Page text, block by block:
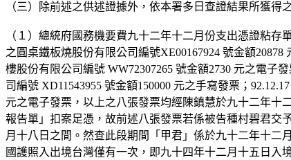
（三）除前述之供述證據外，依本署多日查證結果所獲得
（１）總統府國務機要費九十二年十二月份支出憑證粘存
之圓桌鐵板燒股份有限公司編號XE00167924 號金額
樓股份有限公司編號 WW72307265 號金額2730 元之電子
司編號 XD11543955 號金額150000 元之手寫發票；
元之電子發票，以上之八張發票均經陳鎮慧於九十二年
報告單」扣案足憑，故前述八張發票若係被告種村碧君交
月十八日之間。然查此段期間「甲君」係於九十二年十
國護照入出境台灣僅有一次，即九十四年十二月十五日